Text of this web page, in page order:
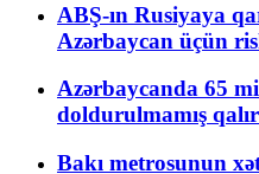
ABŞ-ın Rusiyaya
Azərbaycan üçün
Azərbaycanda 65
doldurulmamış
Bakı metrosunun